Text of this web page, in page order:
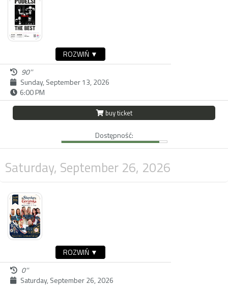
ROZWIŃ ▼
90''
Sunday, September 13, 2026
6:00 PM
buy ticket
Dostępność:
Saturday, September 26, 2026
ROZWIŃ ▼
0''
Saturday, September 26, 2026